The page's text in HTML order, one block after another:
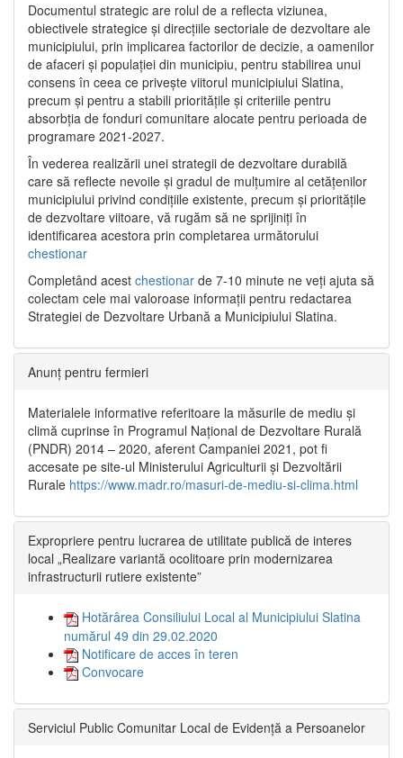
Documentul strategic are rolul de a reflecta viziunea,
obiectivele strategice și direcțiile sectoriale de dezvoltare ale
municipiului, prin implicarea factorilor de decizie, a oamenilor
de afaceri și populației din municipiu, pentru stabilirea unui
consens în ceea ce privește viitorul municipiului Slatina,
precum și pentru a stabili prioritățile și criteriile pentru
absorbția de fonduri comunitare alocate pentru perioada de
programare 2021-2027.
În vederea realizării unei strategii de dezvoltare durabilă
care să reflecte nevoile și gradul de mulțumire al cetățenilor
municipiului privind condițiile existente, precum și prioritățile
de dezvoltare viitoare, vă rugăm să ne sprijiniți în
identificarea acestora prin completarea următorului
chestionar
Completând acest chestionar de 7-10 minute ne veți ajuta să
colectam cele mai valoroase informații pentru redactarea
Strategiei de Dezvoltare Urbană a Municipiului Slatina.
Anunț pentru fermieri
Materialele informative referitoare la măsurile de mediu și
climă cuprinse în Programul Național de Dezvoltare Rurală
(PNDR) 2014 – 2020, aferent Campaniei 2021, pot fi
accesate pe site-ul Ministerului Agriculturii și Dezvoltării
Rurale https://www.madr.ro/masuri-de-mediu-si-clima.html
Expropriere pentru lucrarea de utilitate publică de interes
local „Realizare variantă ocolitoare prin modernizarea
infrastructurii rutiere existente”
Hotărârea Consiliului Local al Municipiului Slatina
numărul 49 din 29.02.2020
Notificare de acces în teren
Convocare
Serviciul Public Comunitar Local de Evidență a Persoanelor